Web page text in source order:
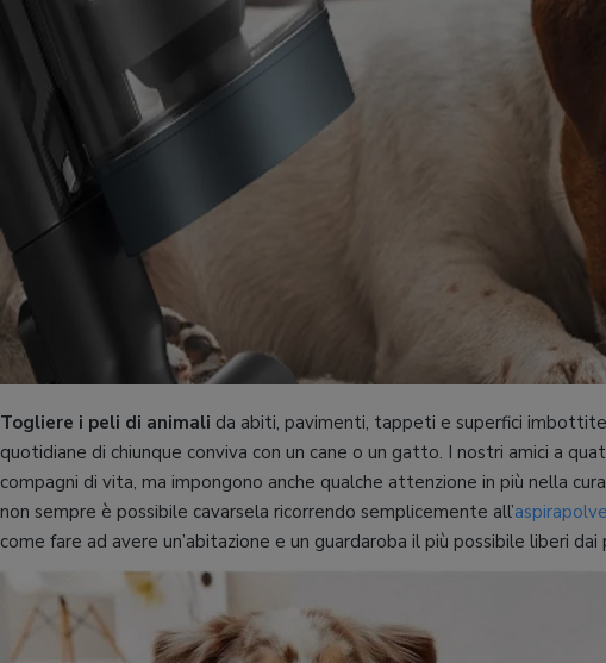
Togliere i peli di animali da abiti, pavimenti, tappeti e superfici
quotidiane di chiunque conviva con un cane o un gatto. I nostri amici a
compagni di vita, ma impongono anche qualche attenzione in più nella
non sempre è possibile cavarsela ricorrendo semplicemente all’
come fare ad avere un’abitazione e un guardaroba il più possibile liberi dai